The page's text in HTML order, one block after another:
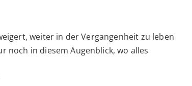
weiter in der Vergangenheit zu leben
noch in diesem Augenblick, wo alles